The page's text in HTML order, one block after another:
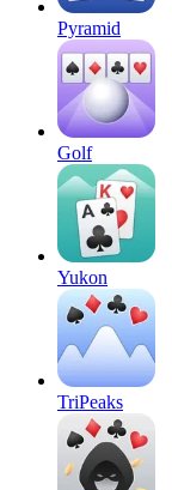
Pyramid
Golf
Yukon
TriPeaks